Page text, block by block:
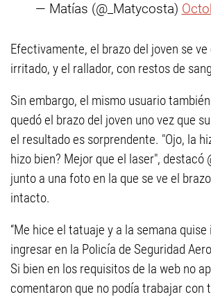
— Matías (@_Matycosta)
Efectivamente, el brazo del joven se
irritado, y el rallador, con restos de
Sin embargo, el mismo usuario
quedó el brazo del joven uno vez que
el resultado es sorprendente. "Ojo, la
hizo bien? Mejor que el laser", destacó
junto a una foto en la que se ve el
intacto.
“Me hice el tatuaje y a la semana
ingresar en la Policía de Seguridad
Si bien en los requisitos de la web no
comentaron que no podía trabajar con